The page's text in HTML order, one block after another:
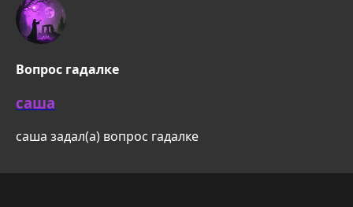
Вопрос гадалке
саша
саша задал(а) вопрос гадалке